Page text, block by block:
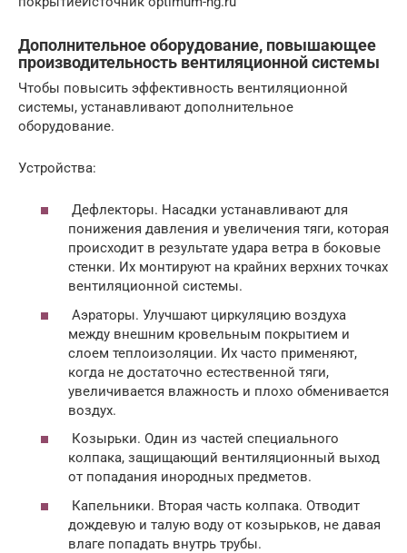
Дополнительное оборудование, повышающее
производительность вентиляционной системы
Чтобы повысить эффективность вентиляционной
системы, устанавливают дополнительное
оборудование.
Устройства:
Дефлекторы. Насадки устанавливают для
понижения давления и увеличения тяги, которая
происходит в результате удара ветра в боковые
стенки. Их монтируют на крайних верхних точках
вентиляционной системы.
Аэраторы. Улучшают циркуляцию воздуха
между внешним кровельным покрытием и
слоем теплоизоляции. Их часто применяют,
когда не достаточно естественной тяги,
увеличивается влажность и плохо обменивается
воздух.
Козырьки. Один из частей специального
колпака, защищающий вентиляционный выход
от попадания инородных предметов.
Капельники. Вторая часть колпака. Отводит
дождевую и талую воду от козырьков, не давая
влаге попадать внутрь трубы.